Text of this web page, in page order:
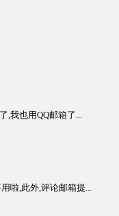
我也用QQ邮箱了...
啦,此外,评论邮箱提...